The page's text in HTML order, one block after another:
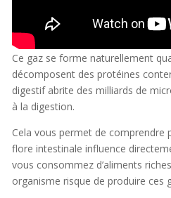
Ce gaz se forme naturellement
décomposent des protéines
digestif abrite des milliards de
à la digestion.
Cela vous permet de comprendre
flore intestinale influence
vous consommez d’aliments
organisme risque de produire ces